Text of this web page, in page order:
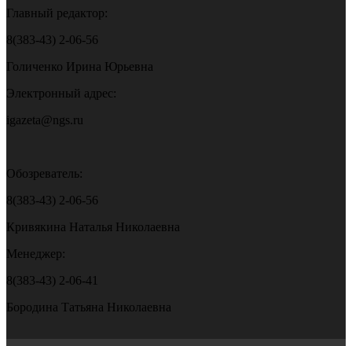
Главный редактор:
8(383-43) 2-06-56
Голиченко Ирина Юрьевна
Электронный адрес:
igazeta@ngs.ru
Обозреватель:
8(383-43) 2-06-56
Кривякина Наталья Николаевна
Менеджер:
8(383-43) 2-06-41
Бородина Татьяна Николаевна